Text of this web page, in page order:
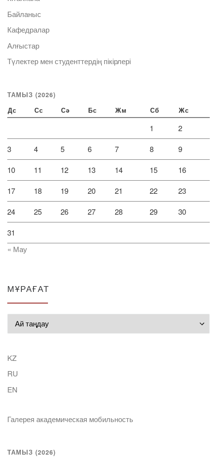
Байланыс
Кафедралар
Алғыстар
Түлектер мен студенттердің пікірлері
ТАМЫЗ (2026)
Дс Сс Сә Бс Жм Сб Жс
1 2
3 4 5 6 7 8 9
10 11 12 13 14 15 16
17 18 19 20 21 22 23
24 25 26 27 28 29 30
31
« Мау
МҰРАҒАТ
KZ
RU
EN
Галерея академическая мобильность
ТАМЫЗ (2026)